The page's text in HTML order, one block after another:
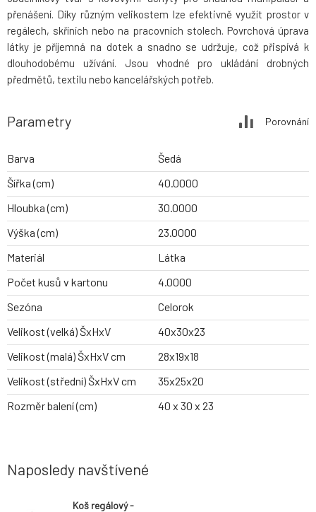
přenášení. Díky různým velikostem lze efektivně využít prostor v
regálech, skříních nebo na pracovních stolech. Povrchová úprava
látky je příjemná na dotek a snadno se udržuje, což přispívá k
dlouhodobému užívání. Jsou vhodné pro ukládání drobných
předmětů, textilu nebo kancelářských potřeb.
Parametry Porovnání
Barva
Šedá
Šířka (cm)
40.0000
Hloubka (cm)
30.0000
Výška (cm)
23.0000
Materiál
Látka
Počet kusů v kartonu
4.0000
Sezóna
Celorok
Velikost (velká) ŠxHxV
40x30x23
Velikost (malá) ŠxHxV cm
28x19x18
Velikost (střední) ŠxHxV cm
35x25x20
Rozměr balení (cm)
40 x 30 x 23
Naposledy navštívené
Koš regálový -